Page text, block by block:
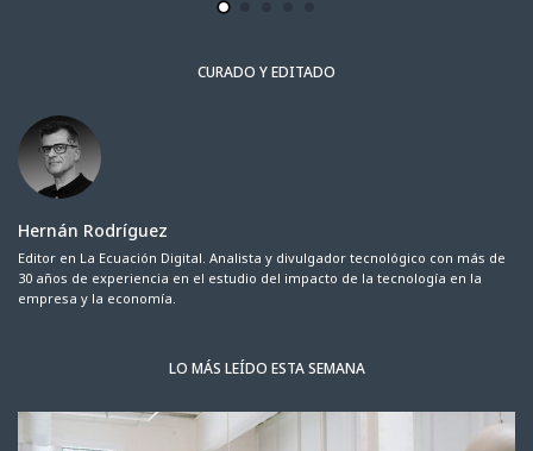
CURADO Y EDITADO
Hernán Rodríguez
Editor en La Ecuación Digital. Analista y divulgador tecnológico con más de
30 años de experiencia en el estudio del impacto de la tecnología en la
empresa y la economía.
LO MÁS LEÍDO ESTA SEMANA